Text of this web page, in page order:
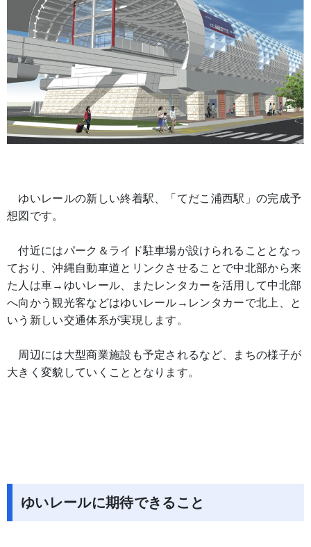
ゆいレールの新しい終着駅、「てだこ浦西駅」の完成予
想図です。
付近にはパーク＆ライド駐車場が設けられることとなっ
ており、沖縄自動車道とリンクさせることで中北部から来
た人は車→ゆいレール、またレンタカーを活用して中北部
へ向かう観光客などはゆいレール→レンタカーで北上、と
いう新しい交通体系が実現します。
周辺には大型商業施設も予定されるなど、まちの様子が
大きく変貌していくこととなります。
ゆいレールに期待できること